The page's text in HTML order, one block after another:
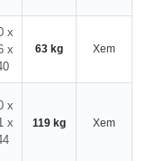
x
x
63 kg Xem
x
x
119 kg Xem